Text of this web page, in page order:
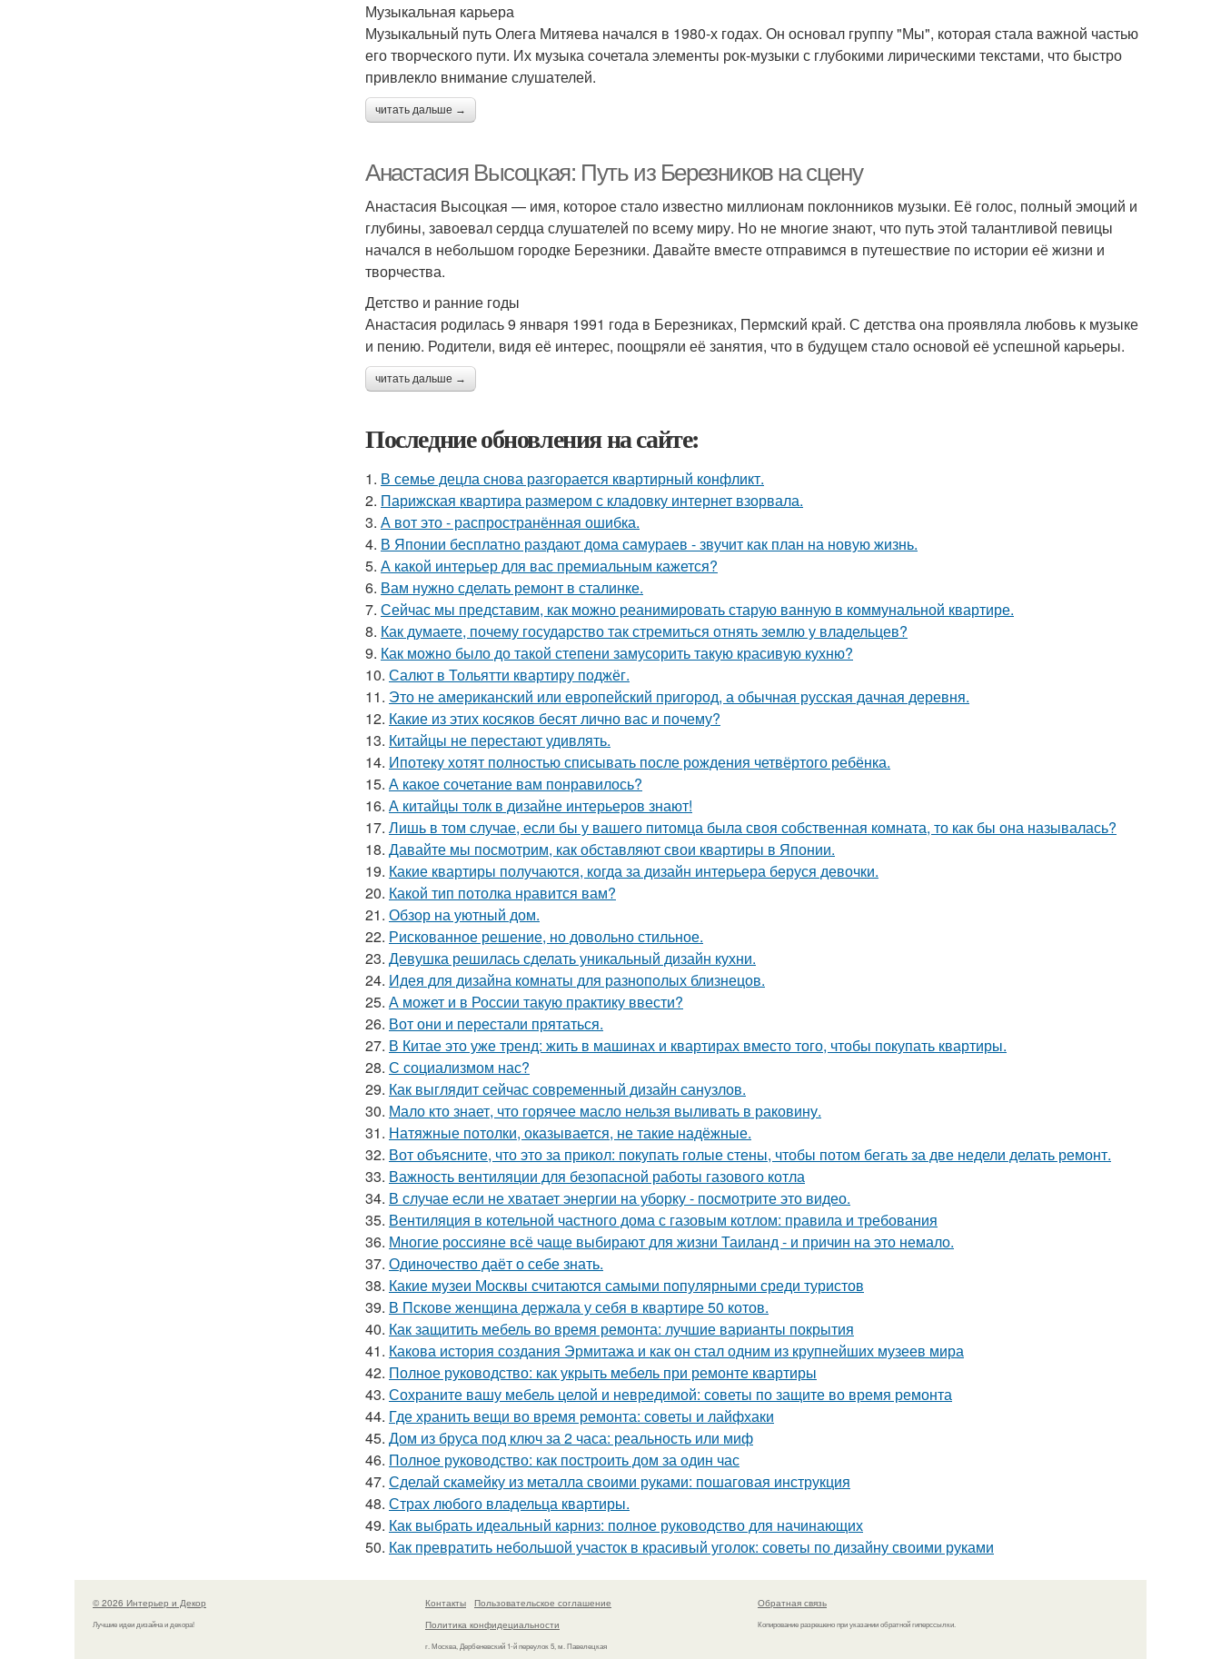
Музыкальная карьера
Музыкальный путь Олега Митяева начался в 1980-х годах. Он основал группу "Мы", которая стала важной частью
его творческого пути. Их музыка сочетала элементы рок-музыки с глубокими лирическими текстами, что быстро
привлекло внимание слушателей.
читать дальше →
Анастасия Высоцкая: Путь из Березников на сцену
Анастасия Высоцкая — имя, которое стало известно миллионам поклонников музыки. Её голос, полный эмоций и
глубины, завоевал сердца слушателей по всему миру. Но не многие знают, что путь этой талантливой певицы
начался в небольшом городке Березники. Давайте вместе отправимся в путешествие по истории её жизни и
творчества.
Детство и ранние годы
Анастасия родилась 9 января 1991 года в Березниках, Пермский край. С детства она проявляла любовь к музыке
и пению. Родители, видя её интерес, поощряли её занятия, что в будущем стало основой её успешной карьеры.
читать дальше →
Последние обновления на сайте:
1. В семье децла снова разгорается квартирный конфликт.
2. Парижская квартира размером с кладовку интернет взорвала.
3. А вот это - распространённая ошибка.
4. В Японии бесплатно раздают дома самураев - звучит как план на новую жизнь.
5. А какой интерьер для вас премиальным кажется?
6. Вам нужно сделать ремонт в сталинке.
7. Сейчас мы представим, как можно реанимировать старую ванную в коммунальной квартире.
8. Как думаете, почему государство так стремиться отнять землю у владельцев?
9. Как можно было до такой степени замусорить такую красивую кухню?
10. Салют в Тольятти квартиру поджёг.
11. Это не американский или европейский пригород, а обычная русская дачная деревня.
12. Какие из этих косяков бесят лично вас и почему?
13. Китайцы не перестают удивлять.
14. Ипотеку хотят полностью списывать после рождения четвёртого ребёнка.
15. А какое сочетание вам понравилось?
16. А китайцы толк в дизайне интерьеров знают!
17. Лишь в том случае, если бы у вашего питомца была своя собственная комната, то как бы она называлась?
18. Давайте мы посмотрим, как обставляют свои квартиры в Японии.
19. Какие квартиры получаются, когда за дизайн интерьера беруся девочки.
20. Какой тип потолка нравится вам?
21. Обзор на уютный дом.
22. Рискованное решение, но довольно стильное.
23. Девушка решилась сделать уникальный дизайн кухни.
24. Идея для дизайна комнаты для разнополых близнецов.
25. А может и в России такую практику ввести?
26. Вот они и перестали прятаться.
27. В Китае это уже тренд: жить в машинах и квартирах вместо того, чтобы покупать квартиры.
28. С социализмом нас?
29. Как выглядит сейчас современный дизайн санузлов.
30. Мало кто знает, что горячее масло нельзя выливать в раковину.
31. Натяжные потолки, оказывается, не такие надёжные.
32. Вот объясните, что это за прикол: покупать голые стены, чтобы потом бегать за две недели делать ремонт.
33. Важность вентиляции для безопасной работы газового котла
34. В случае если не хватает энергии на уборку - посмотрите это видео.
35. Вентиляция в котельной частного дома с газовым котлом: правила и требования
36. Многие россияне всё чаще выбирают для жизни Таиланд - и причин на это немало.
37. Одиночество даёт о себе знать.
38. Какие музеи Москвы считаются самыми популярными среди туристов
39. В Пскове женщина держала у себя в квартире 50 котов.
40. Как защитить мебель во время ремонта: лучшие варианты покрытия
41. Какова история создания Эрмитажа и как он стал одним из крупнейших музеев мира
42. Полное руководство: как укрыть мебель при ремонте квартиры
43. Сохраните вашу мебель целой и невредимой: советы по защите во время ремонта
44. Где хранить вещи во время ремонта: советы и лайфхаки
45. Дом из бруса под ключ за 2 часа: реальность или миф
46. Полное руководство: как построить дом за один час
47. Сделай скамейку из металла своими руками: пошаговая инструкция
48. Страх любого владельца квартиры.
49. Как выбрать идеальный карниз: полное руководство для начинающих
50. Как превратить небольшой участок в красивый уголок: советы по дизайну своими руками
© 2026 Интерьер и Декор
Лучшие идеи дизайна и декора!
Контакты
Пользовательское соглашение
Политика конфидециальности
г. Москва, Дербеневский 1-й переулок 5, м. Павелецкая
Обратная связь
Копирование разрешено при указании обратной гиперссылки.